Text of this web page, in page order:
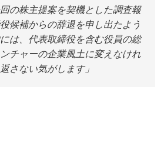
の株主提案を契機とした調査報
候補からの辞退を申し出たよう
は、代表取締役を含む役員の総
チャーの企業風土に変えなけれ
さない気がします」